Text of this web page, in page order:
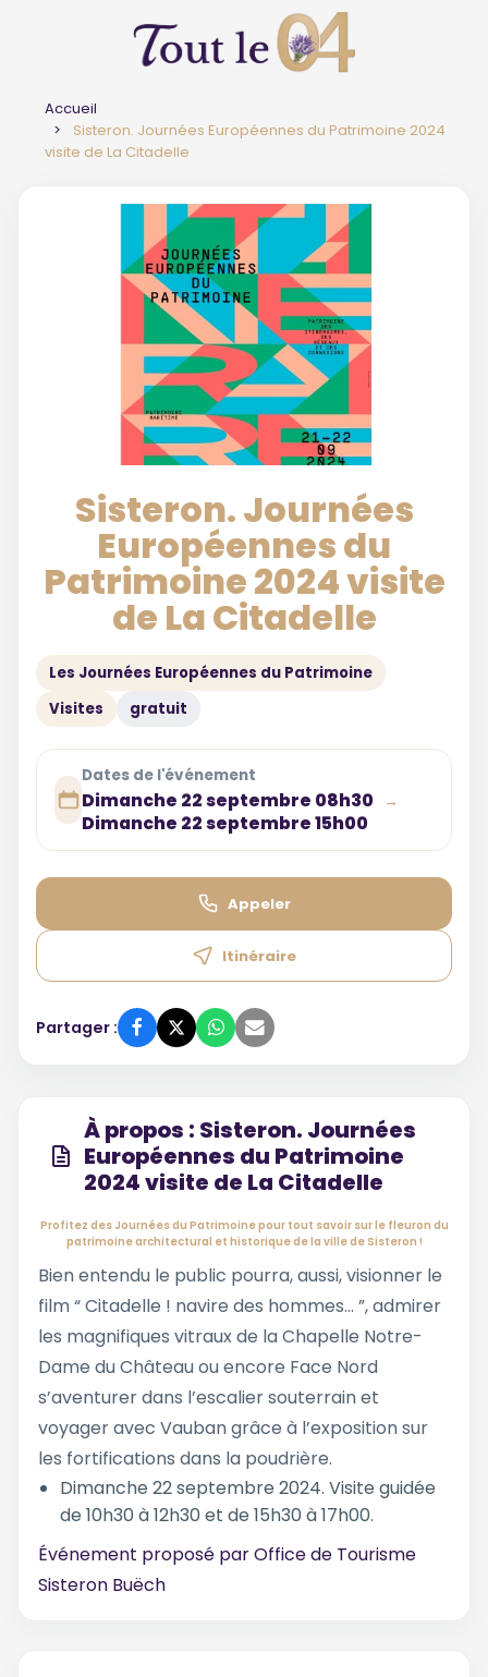
Accueil
Sisteron. Journées Européennes du Patrimoine 2024
visite de La Citadelle
Sisteron. Journées
Européennes du
Patrimoine 2024 visite
de La Citadelle
Les Journées Européennes du Patrimoine
Visites
gratuit
Dates de l'événement
Dimanche 22 septembre 08h30 →
Dimanche 22 septembre 15h00
Appeler
Itinéraire
Partager :
À propos : Sisteron. Journées
Européennes du Patrimoine
2024 visite de La Citadelle
Profitez des Journées du Patrimoine pour tout savoir sur le fleuron du
patrimoine architectural et historique de la ville de Sisteron !
Bien entendu le public pourra, aussi, visionner le
film “ Citadelle ! navire des hommes… ”, admirer
les magnifiques vitraux de la Chapelle Notre-
Dame du Château ou encore Face Nord
s’aventurer dans l’escalier souterrain et
voyager avec Vauban grâce à l’exposition sur
les fortifications dans la poudrière.
Dimanche 22 septembre 2024. Visite guidée
de 10h30 à 12h30 et de 15h30 à 17h00.
Événement proposé parOffice de Tourisme
Sisteron Buëch